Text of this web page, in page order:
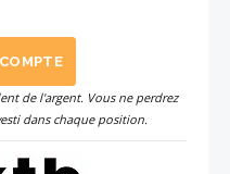
de l'argent. Vous ne perdrez
dans chaque position.